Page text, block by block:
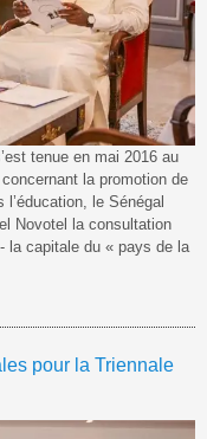
tenue en mai 2016 au
la promotion de
le Sénégal
Novotel la consultation
la capitale du « pays de la
pour la Triennale